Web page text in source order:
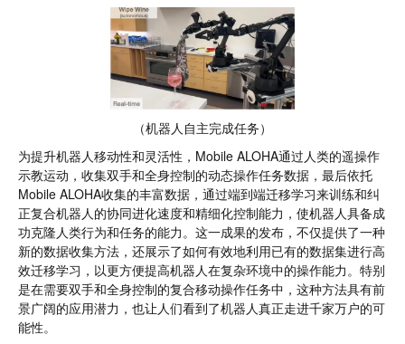
（机器人自主完成任务）
为提升机器人移动性和灵活性，Mobile ALOHA通过人类的遥操作
示教运动，收集双手和全身控制的动态操作任务数据，最后依托
Mobile ALOHA收集的丰富数据，通过端到端迁移学习来训练和纠
正复合机器人的协同进化速度和精细化控制能力，使机器人具备成
功克隆人类行为和任务的能力。这一成果的发布，不仅提供了一种
新的数据收集方法，还展示了如何有效地利用已有的数据集进行高
效迁移学习，以更方便提高机器人在复杂环境中的操作能力。特别
是在需要双手和全身控制的复合移动操作任务中，这种方法具有前
景广阔的应用潜力，也让人们看到了机器人真正走进千家万户的可
能性。